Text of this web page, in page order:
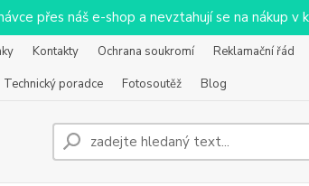
přes náš e-shop a nevztahují se na nákup
Kontakty Ochrana soukromí Reklamační řád
Technický poradce Fotosoutěž Blog